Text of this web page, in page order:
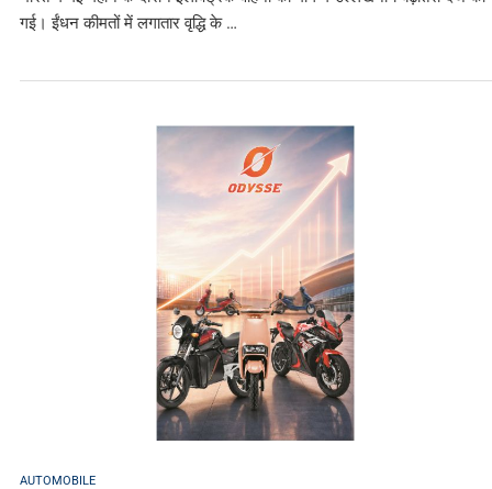
गई। ईंधन कीमतों में लगातार वृद्धि के …
AUTOMOBILE